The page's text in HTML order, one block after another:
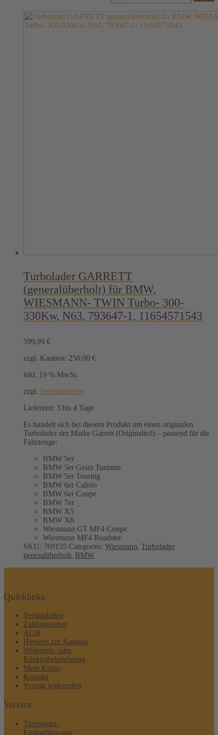
Turbolader GARRETT
(generalüberholt) für BMW,
WIESMANN- TWIN Turbo- 300-
330Kw, N63, 793647-1, 11654571543
599,99 €
zzgl. Kaution: 250,00 €
inkl. 19 % MwSt.
zzgl. Versandkosten
Lieferzeit: 3 bis 4 Tage
Es handelt sich bei diesem Produkt um einen originalen
Turbolader der Marke Garrett (Originalteil) – passend für die
Fahrzeuge:
BMW 5er
BMW 5er Gram Turismo
BMW 5er Touring
BMW 6er Cabrio
BMW 6er Coupe
BMW 7er
BMW X5
BMW X6
Wiesmann GT MF4 Coupe
Wiesmann MF4 Roadster
SKU: 769155 Categories: Wiesmann, Turbolader
generalüberholt, BMW
Quicklinks
Versandarten
Zahlungsarten
AGB
Hinweis zur Kaution
Widerrufs- oder
Rückgabebelehrung
Mein Konto
Kontakt
Vertrag widerrufen
Service
Turbolader-
Einbauhinweise